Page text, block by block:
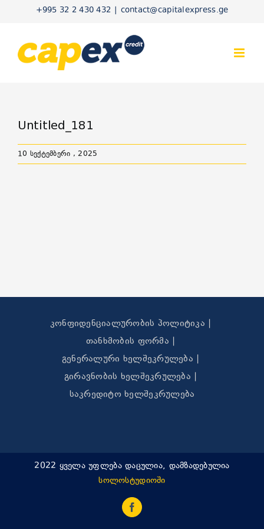
content
+995 32 2 430 432 contact@capitalexpress.ge
Untitled_181
10 სექტემბერი , 2025
კონფიდენციალურობის პოლიტიკა
თანხმობის ფორმა
გენერალური ხელშეკრულება
გირავნობის ხელშეკრულება
საკრედიტო ხელშეკრულება
2022 ყველა უფლება დაცულია, დამზადებულია
სოლოსტუდიოში
Facebook